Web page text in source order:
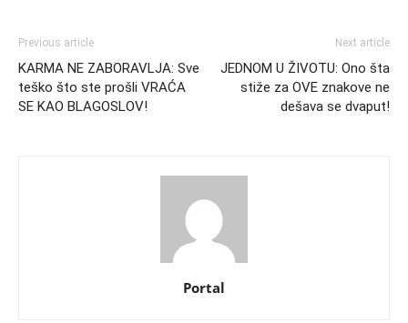
Previous article
KARMA NE ZABORAVLJA: Sve
teško što ste prošli VRAĆA
SE KAO BLAGOSLOV!
Next article
JEDNOM U ŽIVOTU: Ono šta
stiže za OVE znakove ne
dešava se dvaput!
Portal